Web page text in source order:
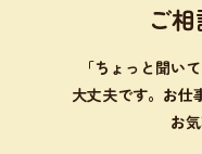
ご
「ちょっと聞い
大丈夫です。お仕
お